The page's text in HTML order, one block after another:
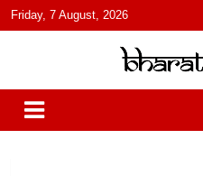
content
Friday, 7 August, 2026
भारत
हिंदी में समाचार, विचार, ऑडियो, वीडियो
India: News, Views, Info, Trends &
और पॉडकास्ट